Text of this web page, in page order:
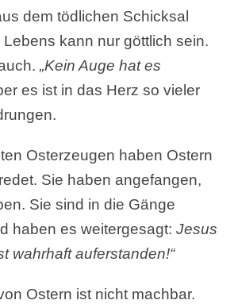
dem tödlichen Schicksal
kann nur göttlich sein.
„Kein Auge hat es
es ist in das Herz so vieler
Osterzeugen haben Ostern
Sie haben angefangen,
Sie sind in die Gänge
haben es weitergesagt: Jesus
wahrhaft auferstanden!“
Ostern ist nicht machbar.